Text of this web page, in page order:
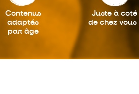
Contenus
adaptés
par âge
Juste à coté
de chez vous